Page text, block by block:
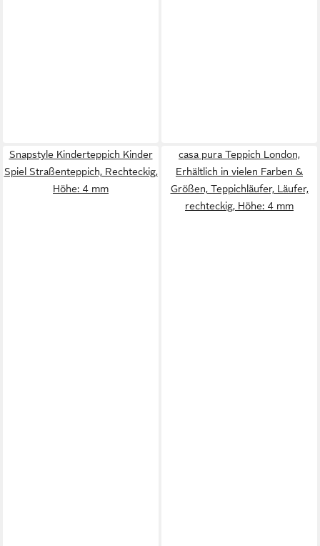
Snapstyle Kinderteppich Kinder
Spiel Straßenteppich, Rechteckig,
Höhe: 4 mm
casa pura Teppich London,
Erhältlich in vielen Farben &
Größen, Teppichläufer, Läufer,
rechteckig, Höhe: 4 mm